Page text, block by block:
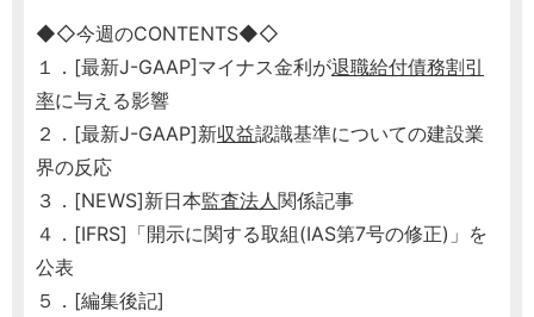
◆◇今週のCONTENTS◆◇
１．[最新J-GAAP]マイナス金利が退職給付債務割引
率に与える影響
２．[最新J-GAAP]新収益認識基準についての建設業
界の反応
３．[NEWS]新日本監査法人関係記事
４．[IFRS]「開示に関する取組(IAS第7号の修正)」を
公表
５．[編集後記]